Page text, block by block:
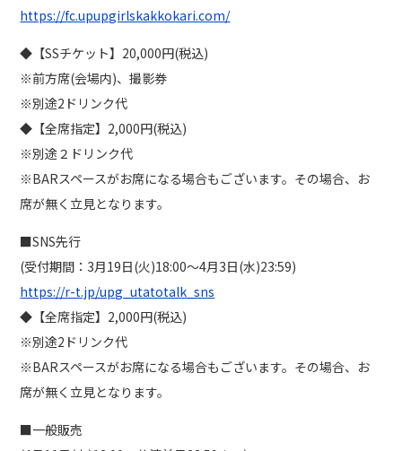
https://fc.upupgirlskakkokari.com/
◆【SSチケット】20,000円(税込)
※前方席(会場内)、撮影券
※別途2ドリンク代
◆【全席指定】2,000円(税込)
※別途２ドリンク代
※BARスペースがお席になる場合もございます。その場合、お
席が無く立見となります。
■SNS先行
(受付期間：3月19日(火)18:00～4月3日(水)23:59)
https://r-t.jp/upg_utatotalk_sns
◆【全席指定】2,000円(税込)
※別途2ドリンク代
※BARスペースがお席になる場合もございます。その場合、お
席が無く立見となります。
■一般販売